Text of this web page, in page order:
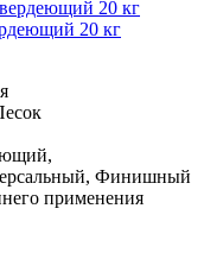
20 кг
Финишный
применения